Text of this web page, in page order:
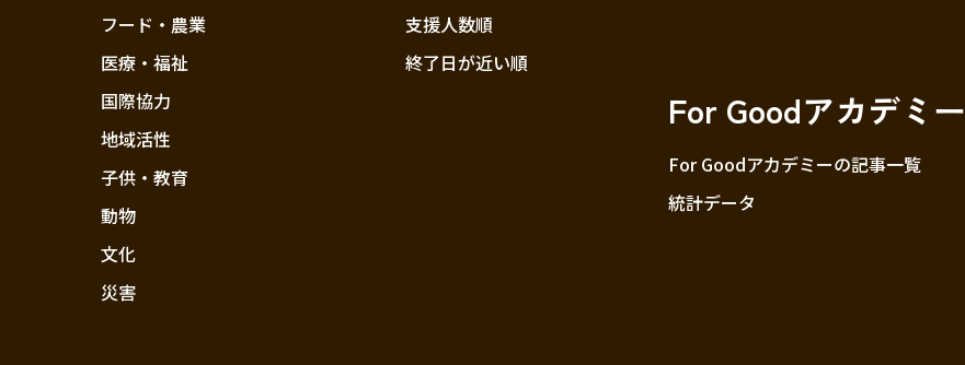
フード・農業
医療・福祉
国際協力
地域活性
子供・教育
動物
文化
災害
支援人数順
終了日が近い順
For Goodアカデミー
For Goodアカデミーの記事一覧
統計データ